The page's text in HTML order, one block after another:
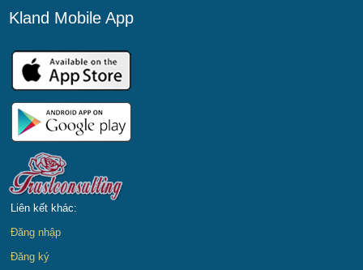
Kland Mobile App
Liên kết khác:
Đăng nhập
Đăng ký